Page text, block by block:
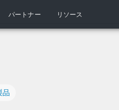
パートナー リソース
品